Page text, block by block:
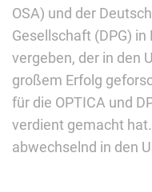
OSA) und der
Gesellschaft (DPG)
vergeben, der in den
großem Erfolg
für die OPTICA und
verdient gemacht
abwechselnd in den